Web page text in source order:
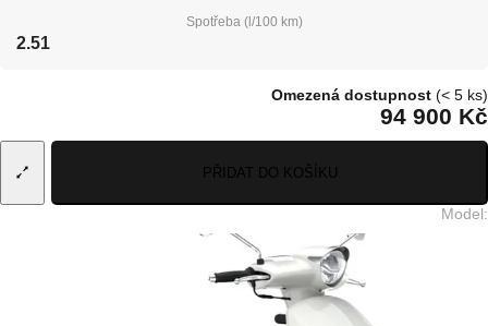
Spotřeba (l/100 km)
2.51
Omezená dostupnost (< 5 ks)
94 900 Kč
PŘIDAT DO KOŠÍKU
Model: